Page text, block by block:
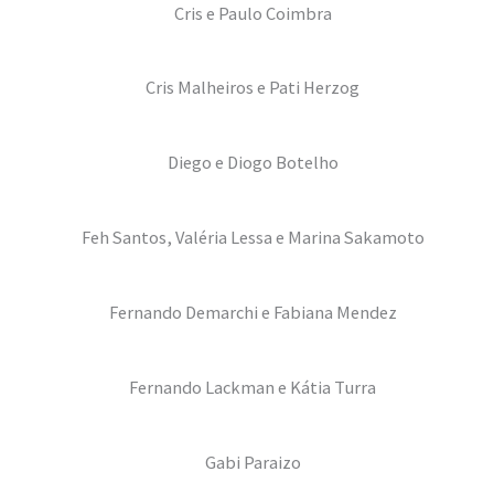
Cris e Paulo Coimbra
Cris Malheiros e Pati Herzog
Diego e Diogo Botelho
Feh Santos, Valéria Lessa e Marina Sakamoto
Fernando Demarchi e Fabiana Mendez
Fernando Lackman e Kátia Turra
Gabi Paraizo